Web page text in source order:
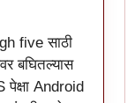
five साठी
बघितल्यास
पेक्षा Android